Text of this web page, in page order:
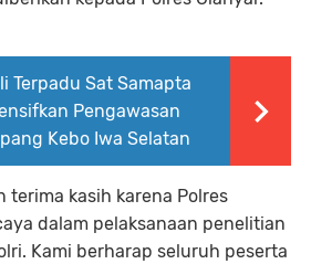
Terpadu Sat Samapta
Pengawasan
Kebo Iwa Selatan
terima kasih karena Polres
dalam pelaksanaan penelitian
Kami berharap seluruh peserta